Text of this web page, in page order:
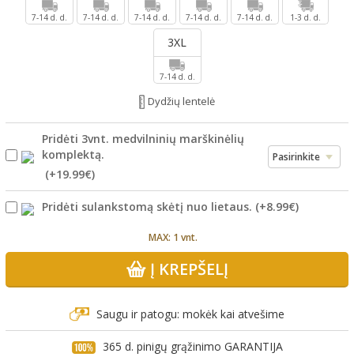
7-14 d. d. 7-14 d. d. 7-14 d. d. 7-14 d. d. 7-14 d. d. 1-3 d. d.
3XL
7-14 d. d.
Dydžių lentelė
Pridėti 3vnt. medvilninių marškinėlių
komplektą.
(+19.99€)
Pridėti sulankstomą skėtį nuo lietaus. (+8.99€)
MAX: 1 vnt.
Į KREPŠELĮ
Saugu ir patogu: mokėk kai atvešime
365 d. pinigų grąžinimo GARANTIJA